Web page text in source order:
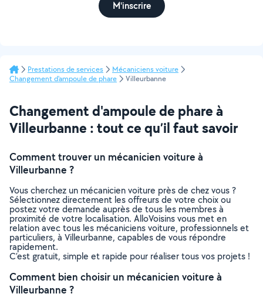
M'inscrire
Prestations de services
Mécaniciens voiture
Changement d'ampoule de phare
Villeurbanne
Changement d'ampoule de phare à
Villeurbanne : tout ce qu’il faut savoir
Comment trouver un mécanicien voiture à
Villeurbanne ?
Vous cherchez un mécanicien voiture près de chez vous ?
Sélectionnez directement les offreurs de votre choix ou
postez votre demande auprès de tous les membres à
proximité de votre localisation. AlloVoisins vous met en
relation avec tous les mécaniciens voiture, professionnels et
particuliers, à Villeurbanne, capables de vous répondre
rapidement.
C’est gratuit, simple et rapide pour réaliser tous vos projets !
Comment bien choisir un mécanicien voiture à
Villeurbanne ?